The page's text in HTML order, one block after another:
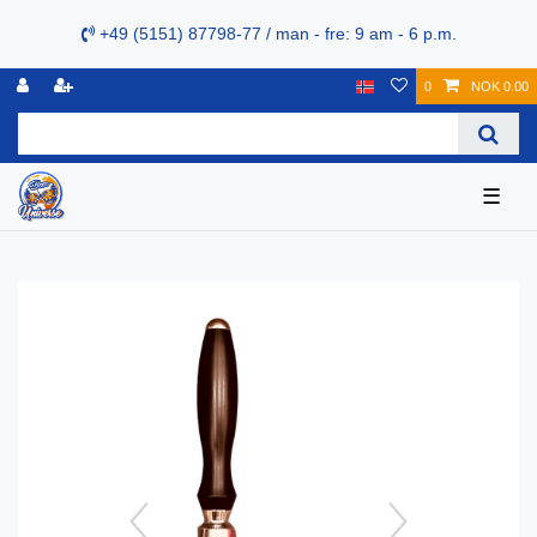
+49 (5151) 87798-77 / man - fre: 9 am - 6 p.m.
0 NOK 0.00
☰